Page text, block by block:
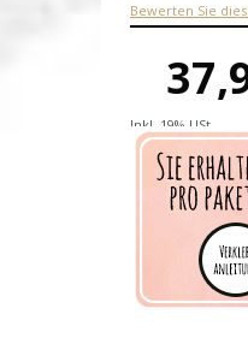
Bewerten Sie
Inkl. 19% USt.
Versandkosten
Produktnummer:
Verfügbarkeit:Auf
Lieferzeit: 2 – 3